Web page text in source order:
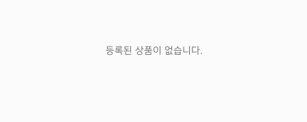
등록된 상품이 없습니다.